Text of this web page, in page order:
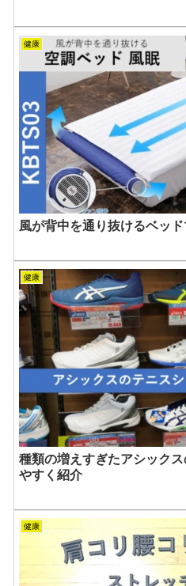
健康
風が背中を通り抜けるベッ
健康
種類の増えすぎたアシック
やすく紹介
健康